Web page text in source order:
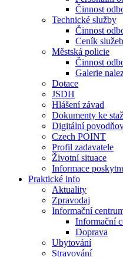
Činnost
Technické služby
Činnost
Ceník
Městská policie
Činnost
Galerie
Dotace
JSDH
Hlášení závad
Dokumenty ke
Digitální
Czech POINT
Profil zadavatele
Životní situace
Informace
Praktické info
Aktuality
Zpravodaj
Informační
Informační
Doprava
Ubytování
Stravování